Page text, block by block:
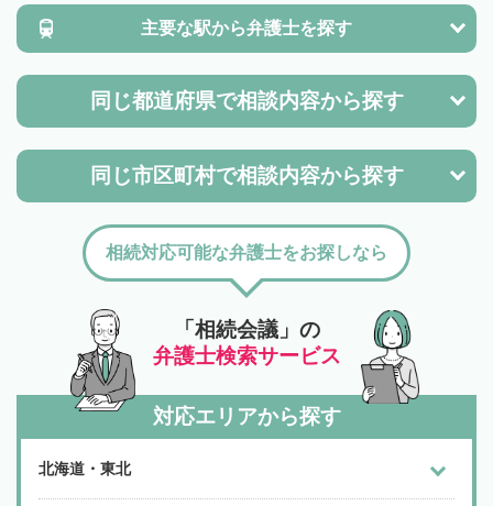
主要な駅から弁護士を探す
同じ都道府県で相談内容から探す
同じ市区町村で相談内容から探す
「相続会議」の
弁護士検索サービス
相続対応可能な弁護士をお探しなら
対応エリアから探す
北海道・東北